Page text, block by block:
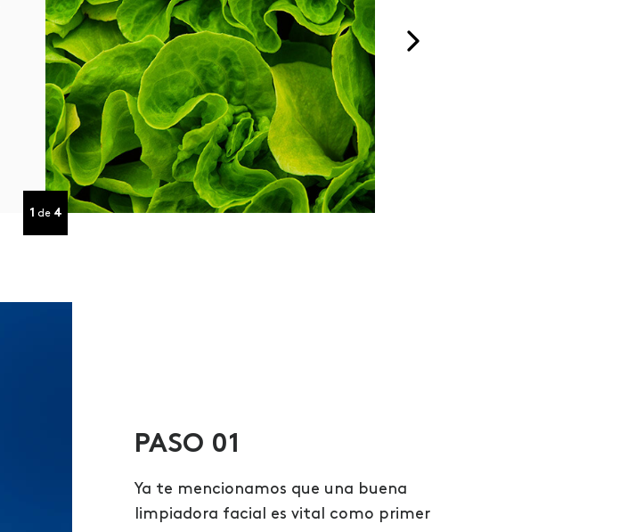
Los hidratantes nos ayudan a
que las arrugas sean menos
visibles.
Son otro elemento
1 de 4
PASO 01
Ya te mencionamos que una buena
limpiadora facial es vital como primer